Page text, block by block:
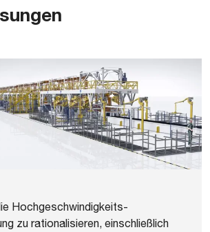
Hochgeschwindigkeits-
zu rationalisieren, einschließlich